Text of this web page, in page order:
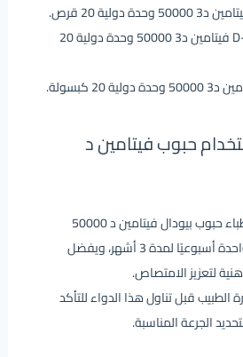
دي – سيول D-Seul فيتامين د3 50000 وحدة دولية 20
حبوب فيتامين د
عادة ما يصف الأطباء حبوب بيودال فيتامين د 50000
وحدة دولية مرة واحدة أسبوعيًا لمدة 3 أشهر، ويفضل
لتعزيز الامتصاص.
قبل تناول هذا الدواء للتأكد
الجرعة المناسبة.